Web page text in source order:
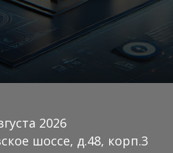
2026
шоссе, д.48, корп.3